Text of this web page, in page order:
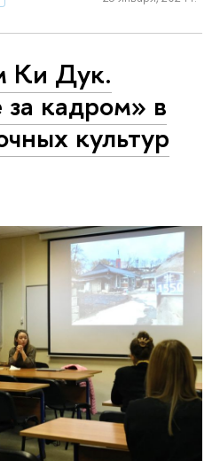
Ки Дук.
кадром» в
культур